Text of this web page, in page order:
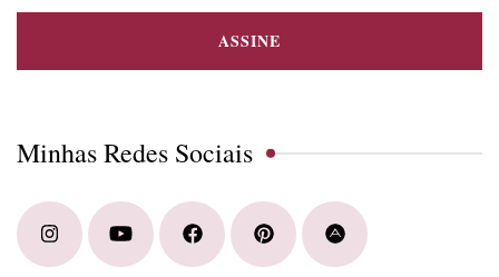
Minhas Redes Sociais